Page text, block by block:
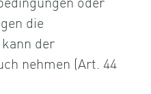
die
der
nehmen (Art. 44